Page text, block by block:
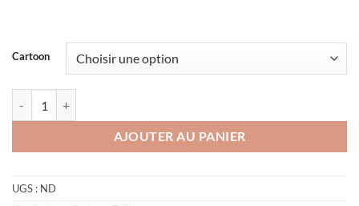
Cartoon
AJOUTER AU PANIER
UGS : ND